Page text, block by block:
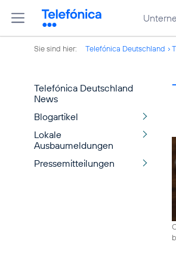
Sie sind hier: Telefónica Deutschland
Telefónica Deutschland
News
Blogartikel
Lokale
Ausbaumeldungen
Pressemitteilungen